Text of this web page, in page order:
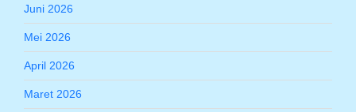
Juni 2026
Mei 2026
April 2026
Maret 2026